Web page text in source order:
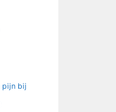
pijn bij